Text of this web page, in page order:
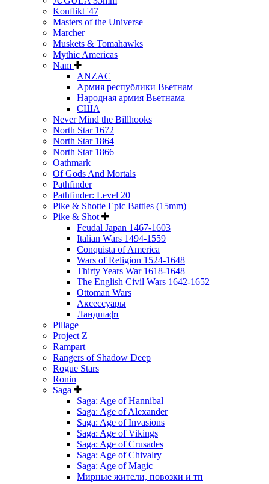
Konflikt '47
Masters of the Universe
Marcher
Muskets & Tomahawks
Mythic Americas
Nam
ANZAC
Армия республики Вьетнам
Народная армия Вьетнама
США
Never Mind the Billhooks
North Star 1672
North Star 1864
North Star 1866
Oathmark
Of Gods And Mortals
Pathfinder
Pathfinder: Level 20
Pike & Shotte Epic Battles (15mm)
Pike & Shot
Feudal Japan 1467-1603
Italian Wars 1494-1559
Conquista of America
Wars of Religion 1524-1648
Thirty Years War 1618-1648
The English Civil Wars 1642-1652
Ottoman Wars
Аксессуары
Ландшафт
Pillage
Project Z
Rampart
Rangers of Shadow Deep
Rogue Stars
Ronin
Saga
Saga: Age of Hannibal
Saga: Age of Alexander
Saga: Age of Invasions
Saga: Age of Vikings
Saga: Age of Crusades
Saga: Age of Chivalry
Saga: Age of Magic
Мирные жители, повозки и тп